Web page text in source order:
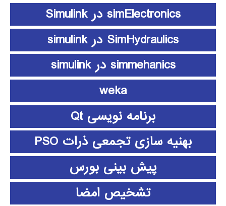
simElectronics در Simulink
SimHydraulics در simulink
simmehanics در simulink
weka
برنامه نویسی Qt
بهنیه سازی تجمعی ذرات PSO
پیش بینی بورس
تشخیص امضا